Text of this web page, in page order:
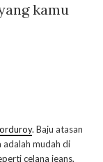
kamu
. Baju atasan
adalah mudah di
celana jeans,